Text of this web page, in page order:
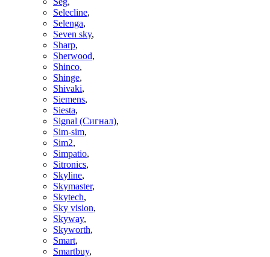
Selecline,
Selenga,
Seven sky,
Sharp,
Sherwood,
Shinco,
Shinge,
Shivaki,
Siemens,
Siesta,
Signal (Сигнал),
Sim-sim,
Sim2,
Simpatio,
Sitronics,
Skyline,
Skymaster,
Skytech,
Sky vision,
Skyway,
Skyworth,
Smart,
Smartbuy,